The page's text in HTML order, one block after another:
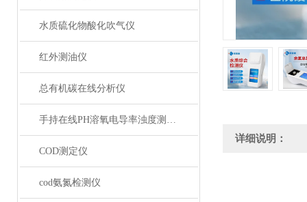
水质硫化物酸化吹气仪
红外测油仪
总有机碳在线分析仪
手持在线PH溶氧电导率浊度测定仪
COD测定仪
cod氨氮检测仪
详细说明：